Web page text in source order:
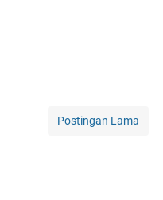
Postingan Lama